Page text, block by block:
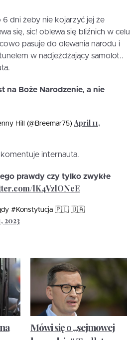
6 dni żeby nie kojarzyć jej że
się, sic! oblewa się bliźnich w celu
pasuje do olewania narodu i
w nadjeżdżający samolot..
na Boże Narodzenie, a nie
Hill (@Breemar75)April 11,
internauta.
prawdy czy tylko zwykłe
lK4VzlONeE
#Konstytucja 🇵🇱 🇺🇦
2023
Mówi się o „sejmowej